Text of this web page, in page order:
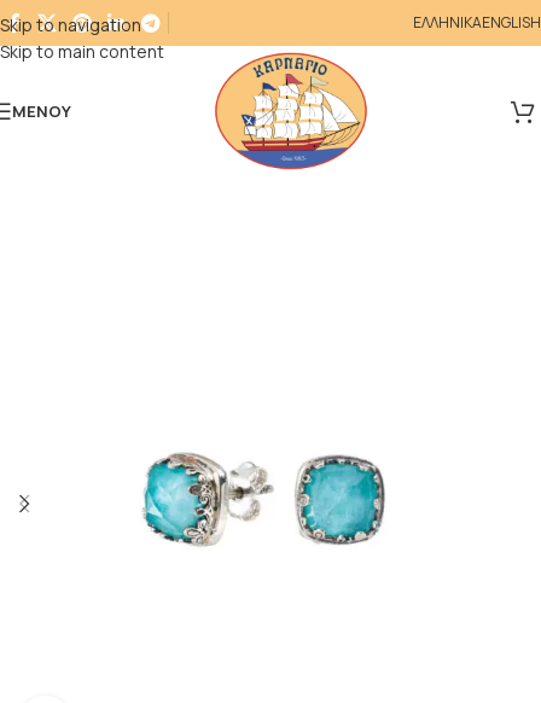
Skip to navigation
Skip to main content
ΕΛΛΗΝΙΚΑENGLISH
ΜΕΝΟΎ